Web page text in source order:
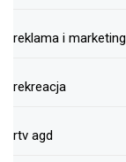
reklama i marketing
rekreacja
rtv agd